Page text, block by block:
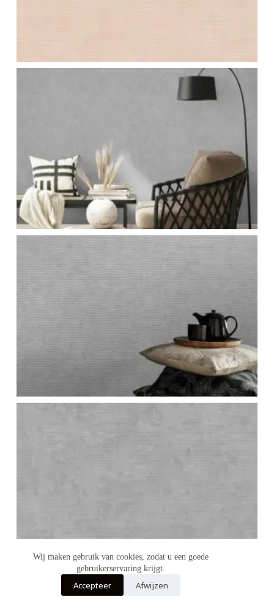
Wij maken gebruik van cookies, zodat u een goede
gebruikerservaring krijgt.
Accepteer Afwijzen